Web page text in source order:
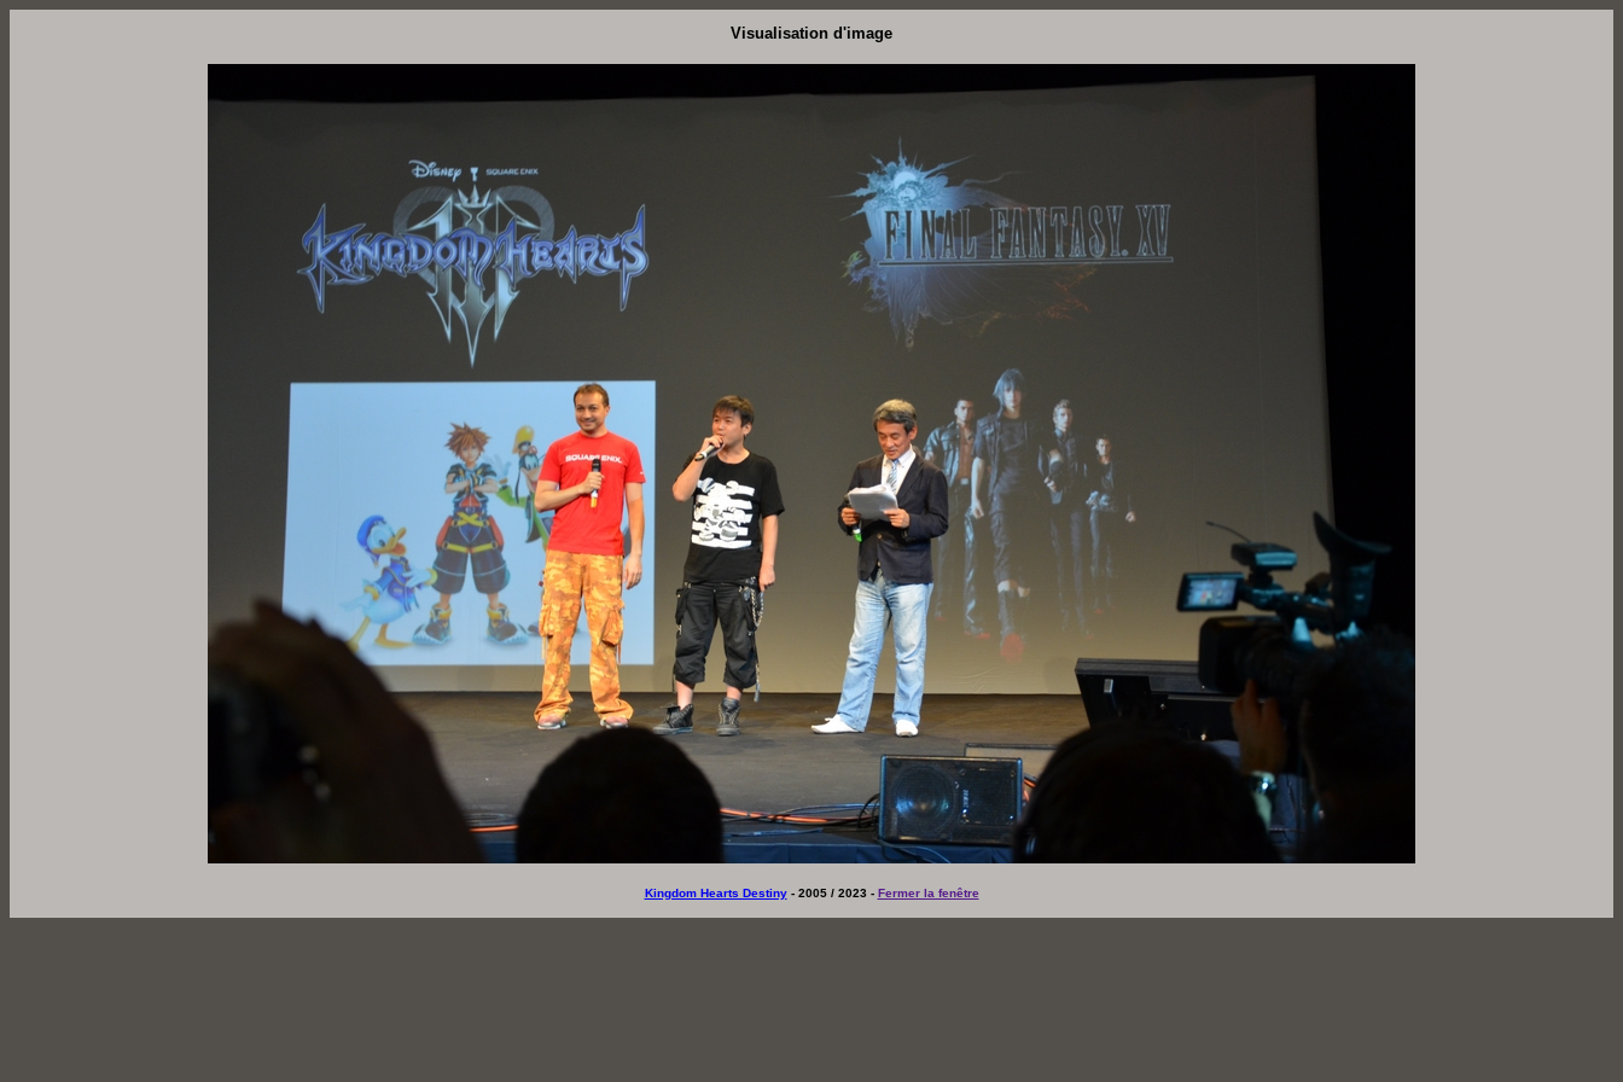
Visualisation d'image
Kingdom Hearts Destiny- 2005 / 2023 - Fermer la fenêtre